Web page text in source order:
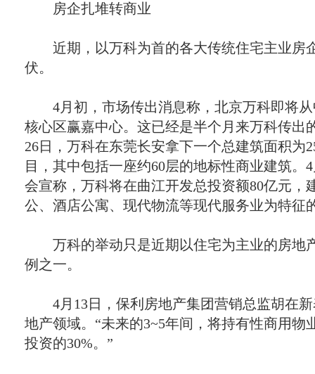
房企扎堆转商业
近期，以万科为首的各大传统住宅主业房
伏。
4月初，市场传出消息称，北京万科即将
核心区赢嘉中心。这已经是半个月来万科传出
26日 ，万科在东莞长安拿下一个总建筑面积为
目，其中包括一座约60层的地标性商业建筑。 4
会宣称，万科将在曲江开发总投资额80亿元，
公、酒店公寓、现代物流等现代服务业为特征
万科的举动只是近期以住宅为主业的房地
例之一。
4月 13日
，保利房地产集团营销总监胡在
地产领域。“未来的3~5年间，将持有性商用物
投资的30%。”